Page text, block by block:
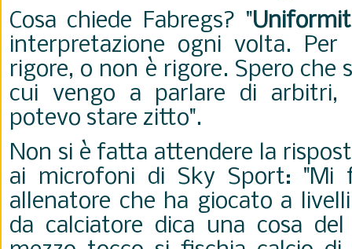
Cosa chiede Fabregs? "
interpretazione ogni volta. Per
rigore, o non è rigore. Spero che
cui vengo a parlare di arbitri,
potevo stare zitto".
Non si è fatta attendere la
ai microfoni di Sky Sport: "Mi
allenatore che ha giocato a
da calciatore dica una cosa